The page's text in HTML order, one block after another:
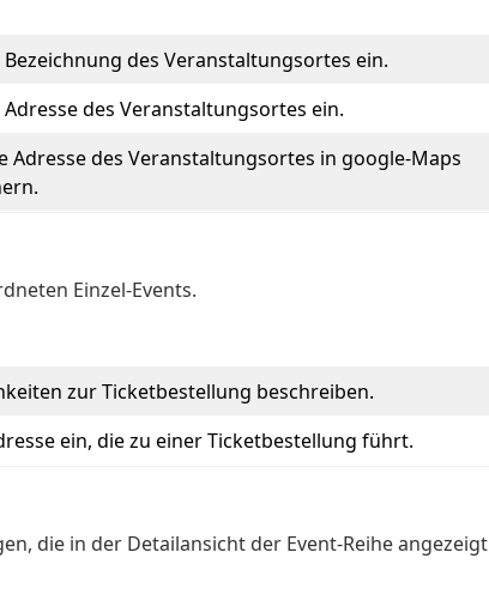
Bezeichnung des Veranstaltungsortes ein.
des Veranstaltungsortes ein.
Adresse des Veranstaltungsortes in google-Maps
Einzel-Events.
zur Ticketbestellung beschreiben.
ein, die zu einer Ticketbestellung führt.
die in der Detailansicht der Event-Reihe angezeigt